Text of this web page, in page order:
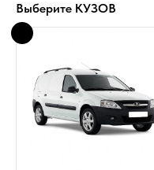
Выберите КУЗОВ